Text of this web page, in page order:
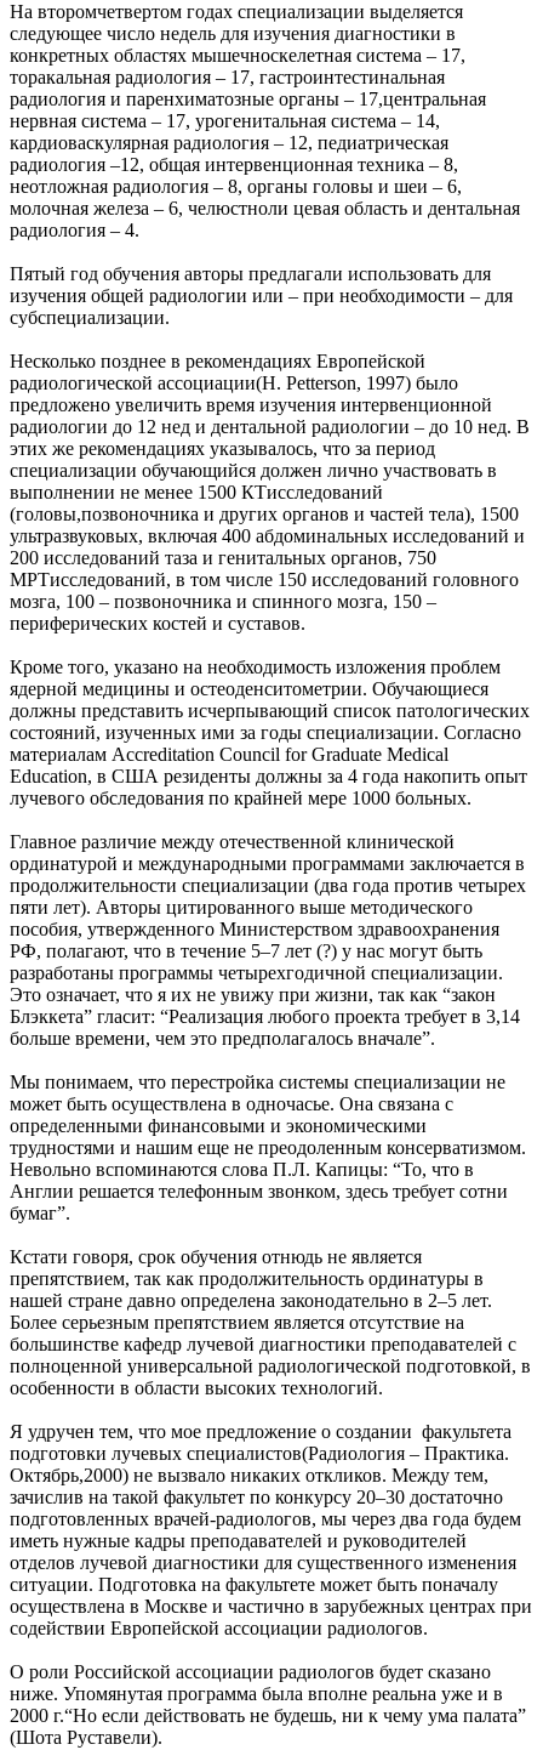
На второмчетвертом годах специализации выделяется
следующее число недель для изучения диагностики в
конкретных областях мышечноскелетная система – 17,
торакальная радиология – 17, гастроинтестинальная
радиология и паренхиматозные органы – 17,центральная
нервная система – 17, урогенитальная система – 14,
кардиоваскулярная радиология – 12, педиатрическая
радиология –12, общая интервенционная техника – 8,
неотложная радиология – 8, органы головы и шеи – 6,
молочная железа – 6, челюстноли цевая область и дентальная
радиология – 4.
Пятый год обучения авторы предлагали использовать для
изучения общей радиологии или – при необходимости – для
субспециализации.
Несколько позднее в рекомендациях Европейской
радиологической ассоциации(H. Petterson, 1997) было
предложено увеличить время изучения интервенционной
радиологии до 12 нед и дентальной радиологии – до 10 нед. В
этих же рекомендациях указывалось, что за период
специализации обучающийся должен лично участвовать в
выполнении не менее 1500 КТисследований
(головы,позвоночника и других органов и частей тела), 1500
ультразвуковых, включая 400 абдоминальных исследований и
200 исследований таза и генитальных органов, 750
МРТисследований, в том числе 150 исследований головного
мозга, 100 – позвоночника и спинного мозга, 150 –
периферических костей и суставов.
Кроме того, указано на необходимость изложения проблем
ядерной медицины и остеоденситометрии. Обучающиеся
должны представить исчерпывающий список патологических
состояний, изученных ими за годы специализации. Согласно
материалам Accreditation Council for Graduate Medical
Education, в США резиденты должны за 4 года накопить опыт
лучевого обследования по крайней мере 1000 больных.
Главное различие между отечественной клинической
ординатурой и международными программами заключается в
продолжительности специализации (два года против четырех
пяти лет). Авторы цитированного выше методического
пособия, утвержденного Министерством здравоохранения
РФ, полагают, что в течение 5–7 лет (?) у нас могут быть
разработаны программы четырехгодичной специализации.
Это означает, что я их не увижу при жизни, так как “закон
Блэккета” гласит: “Реализация любого проекта требует в 3,14
больше времени, чем это предполагалось вначале”.
Мы понимаем, что перестройка системы специализации не
может быть осуществлена в одночасье. Она связана с
определенными финансовыми и экономическими
трудностями и нашим еще не преодоленным консерватизмом.
Невольно вспоминаются слова П.Л. Капицы: “То, что в
Англии решается телефонным звонком, здесь требует сотни
бумаг”.
Кстати говоря, срок обучения отнюдь не является
препятствием, так как продолжительность ординатуры в
нашей стране давно определена законодательно в 2–5 лет.
Более серьезным препятствием является отсутствие на
большинстве кафедр лучевой диагностики преподавателей с
полноценной универсальной радиологической подготовкой, в
особенности в области высоких технологий.
Я удручен тем, что мое предложение о создании факультета
подготовки лучевых специалистов(Радиология – Практика.
Октябрь,2000) не вызвало никаких откликов. Между тем,
зачислив на такой факультет по конкурсу 20–30 достаточно
подготовленных врачей-радиологов, мы через два года будем
иметь нужные кадры преподавателей и руководителей
отделов лучевой диагностики для существенного изменения
ситуации. Подготовка на факультете может быть поначалу
осуществлена в Москве и частично в зарубежных центрах при
содействии Европейской ассоциации радиологов.
О роли Российской ассоциации радиологов будет сказано
ниже. Упомянутая программа была вполне реальна уже и в
2000 г.“Но если действовать не будешь, ни к чему ума палата”
(Шота Руставели).